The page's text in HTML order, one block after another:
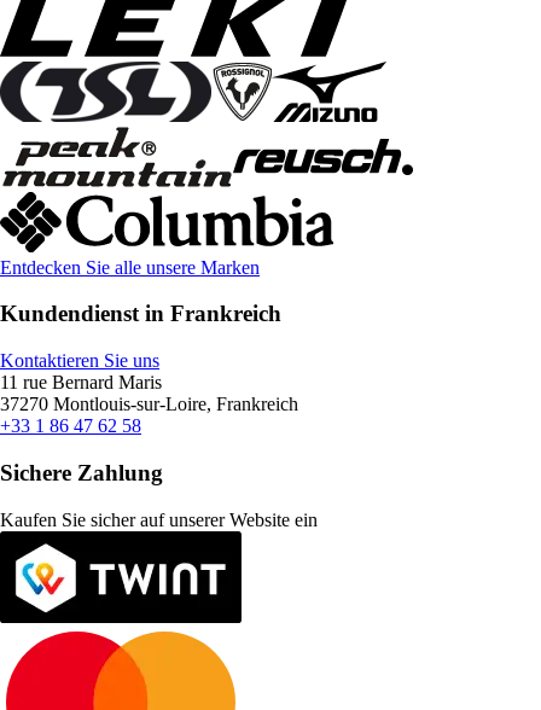
Entdecken Sie alle unsere Marken
Kundendienst in Frankreich
Kontaktieren Sie uns
11 rue Bernard Maris
37270 Montlouis-sur-Loire, Frankreich
+33 1 86 47 62 58
Sichere Zahlung
Kaufen Sie sicher auf unserer Website ein